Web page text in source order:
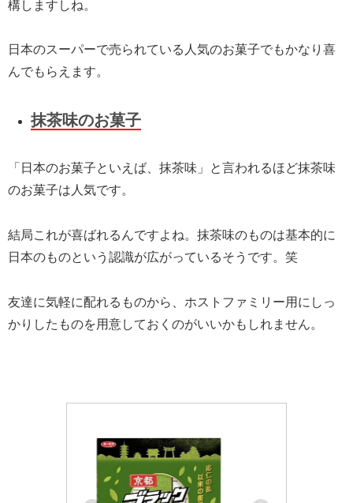
構しますしね。
日本のスーパーで売られている人気のお菓子でもかなり喜
んでもらえます。
抹茶味のお菓子
「日本のお菓子といえば、抹茶味」と言われるほど抹茶味
のお菓子は人気です。
結局これが喜ばれるんですよね。抹茶味のものは基本的に
日本のものという認識が広がっているそうです。笑
友達に気軽に配れるものから、ホストファミリー用にしっ
かりしたものを用意しておくのがいいかもしれません。